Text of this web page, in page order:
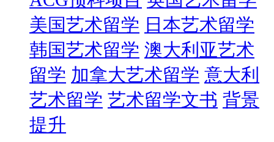
美国艺术留学 日本艺术留学
韩国艺术留学 澳大利亚艺术
留学 加拿大艺术留学 意大利
艺术留学 艺术留学文书 背景
提升